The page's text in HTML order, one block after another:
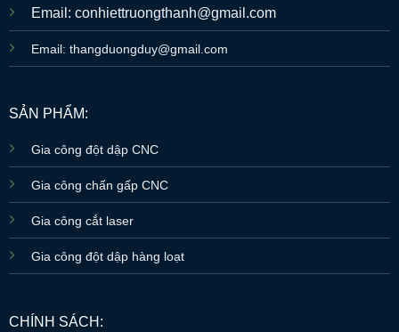
Email: conhiettruongthanh@gmail.com
Email: thangduongduy@gmail.com
SẢN PHẨM:
Gia công đột dập CNC
Gia công chấn gấp CNC
Gia công cắt laser
Gia công đột dập hàng loạt
CHÍNH SÁCH: